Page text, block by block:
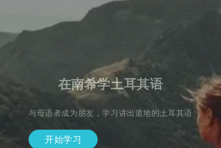
在南希学土耳其语
与母语者成为朋友，学习讲出道地的土耳其语
开始学习